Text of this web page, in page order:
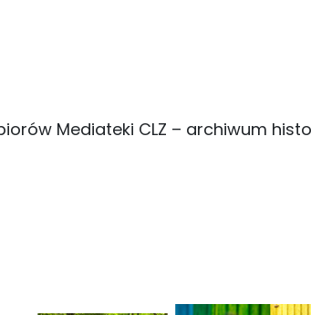
Mediateki CLZ – archiwum